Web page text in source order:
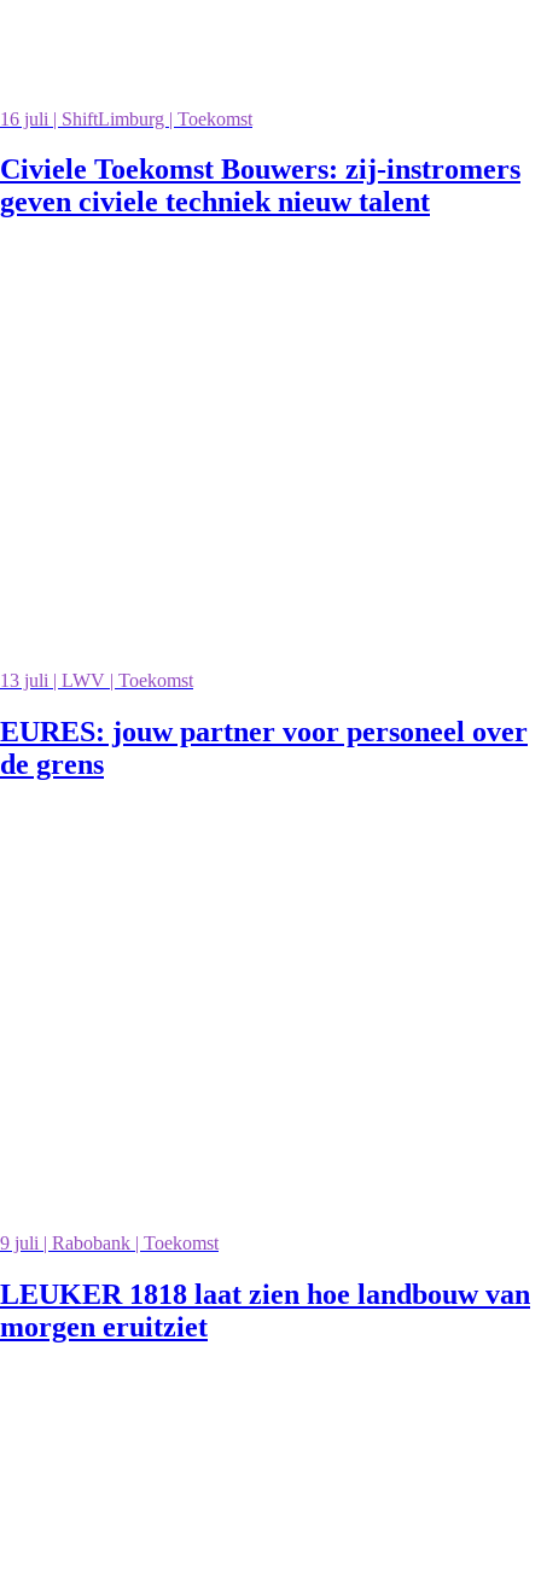
16 juli | ShiftLimburg | Toekomst
Civiele Toekomst Bouwers: zij-instromers
geven civiele techniek nieuw talent
13 juli | LWV | Toekomst
EURES: jouw partner voor personeel over
de grens
9 juli | Rabobank | Toekomst
LEUKER 1818 laat zien hoe landbouw van
morgen eruitziet